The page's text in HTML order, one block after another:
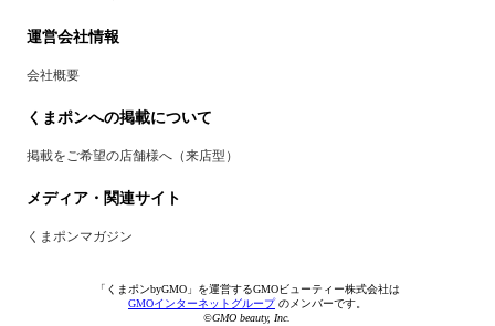
運営会社情報
会社概要
くまポンへの掲載について
掲載をご希望の店舗様へ（来店型）
メディア・関連サイト
くまポンマガジン
「くまポンbyGMO」を運営するGMOビューティー株式会社は
GMOインターネットグループのメンバーです。
©GMO beauty, Inc.